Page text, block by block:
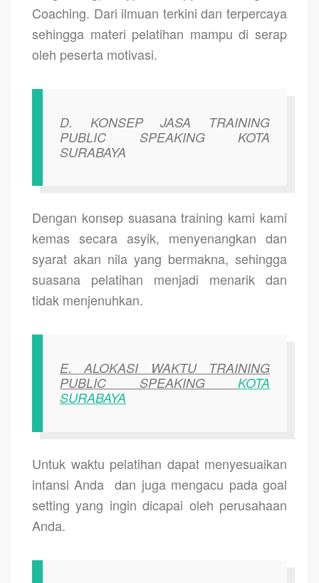
Coaching. Dari ilmuan terkini dan terpercaya
sehingga materi pelatihan mampu di serap
oleh peserta motivasi.
D.
KONSEP JASA TRAINING
PUBLIC SPEAKING KOTA
SURABAYA
Dengan konsep suasana training kami kami
kemas secara asyik, menyenangkan dan
syarat akan nila yang bermakna, sehingga
suasana pelatihan menjadi menarik dan
tidak menjenuhkan.
E.
ALOKASI WAKTU TRAINING
PUBLIC SPEAKING KOTA
SURABAYA
Untuk waktu pelatihan dapat menyesuaikan
intansi Anda dan juga mengacu pada goal
setting yang ingin dicapai oleh perusahaan
Anda.